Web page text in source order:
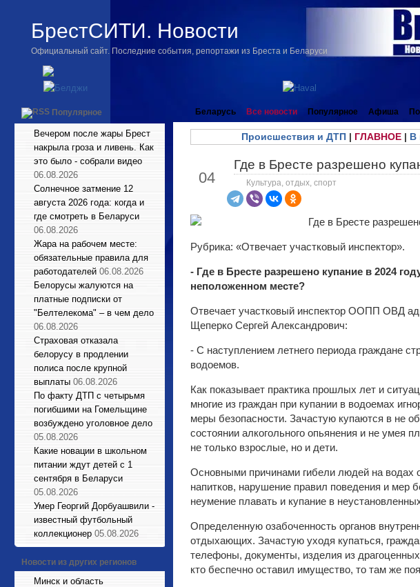
БрестСИТИ. Новости
Официальный сайт. Последние события, репортажи из Бреста и Беларуси
Популярное
Вечером после жары Брест
накрыла гроза и ливень. Как
это было - собрали видео
06.08.2026
Солнечное затмение 12
августа 2026 года: когда и
где смотреть в Беларуси
06.08.2026
Жара на рабочем месте:
обязательные правила для
работодателей 06.08.2026
Белорусы жалуются на
платные подписки от
"Белтелекома" – в чем дело
06.08.2026
Страховая отказала
белорусу в продлении
полиса после крупной
выплаты 06.08.2026
По факту ДТП с четырьмя
погибшими на Гомельщине
возбуждено уголовное дело
05.08.2026
Какие новации в школьном
питании ждут детей с 1
сентября в Беларуси
05.08.2026
Умер Георгий Дорбуашвили -
известный футбольный
коллекционер 05.08.2026
Новости из других регионов
Минск и область
Беларусь Все новости Популярное Афиша
Происшествия и ДТП| ГЛАВНОЕ| В
04
Где в Бресте разрешено
Культура, отдых, спорт
Рубрика: «Отвечает участковый инспектор».
- Где в Бресте разрешено купание в 2024
неположенном месте?
Отвечает участковый инспектор ООПП ОВД
Щеперко Сергей Александрович:
- С наступлением летнего периода граждане
водоемов.
Как показывает практика прошлых лет и
многие из граждан при купании в водоемах
меры безопасности. Зачастую купаются в не
состоянии алкогольного опьянения и не умея
не только взрослые, но и дети.
Основными причинами гибели людей на водах
напитков, нарушение правил поведения и мер
неумение плавать и купание в
Определенную озабоченность органов
отдыхающих. Зачастую уходя купаться,
телефоны, документы, изделия из
кто беспечно оставил имущество, то там же